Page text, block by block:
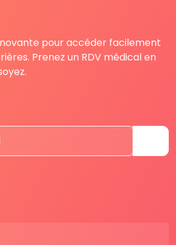
pour accéder facilement
Prenez un RDV médical en